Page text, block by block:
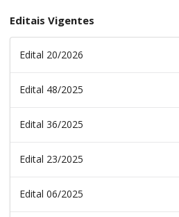
Editais Vigentes
Edital 20/2026
Edital 48/2025
Edital 36/2025
Edital 23/2025
Edital 06/2025